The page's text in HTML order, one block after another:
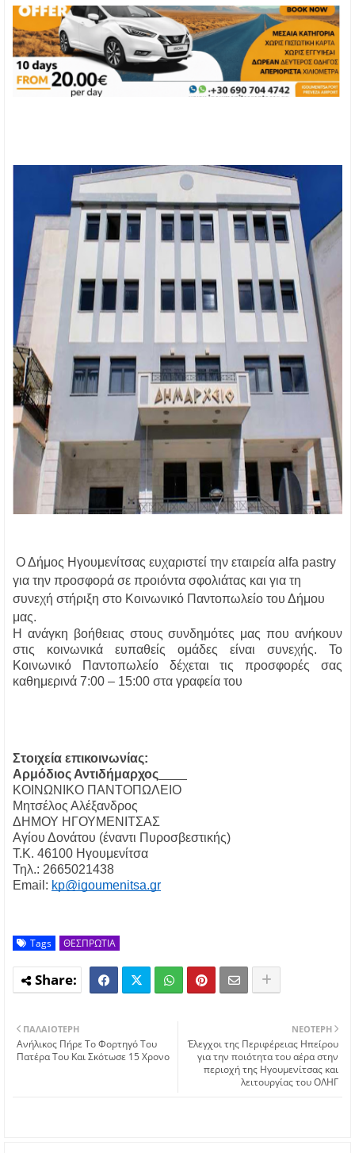
Ο Δήμος Ηγουμενίτσας ευχαριστεί την εταιρεία alfa pastry
για την προσφορά σε προιόντα σφολιάτας και για τη
συνεχή στήριξη στο Κοινωνικό Παντοπωλείο του Δήμου
μας.
Η ανάγκη βοήθειας στους συνδημότες μας που ανήκουν
στις κοινωνικά ευπαθείς ομάδες είναι συνεχής. Το
Κοινωνικό Παντοπωλείο δέχεται τις προσφορές σας
καθημερινά 7:00 – 15:00 στα γραφεία του
Στοιχεία επικοινωνίας:
Αρμόδιος Αντιδήμαρχος
ΚΟΙΝΩΝΙΚΟ ΠΑΝΤΟΠΩΛΕΙΟ
Μητσέλος Αλέξανδρος
ΔΗΜΟΥ ΗΓΟΥΜΕΝΙΤΣΑΣ
Αγίου Δονάτου (έναντι Πυροσβεστικής)
Τ.Κ. 46100 Ηγουμενίτσα
Τηλ.: 2665021438
Email: kp@igoumenitsa.gr
Tags ΘΕΣΠΡΩΤΙΑ
ΝΕΌΤΕΡΗ
Έλεγχοι της Περιφέρειας Ηπείρου
για την ποιότητα του αέρα στην
περιοχή της Ηγουμενίτσας και
λειτουργίας του ΟΛΗΓ
ΠΑΛΑΙΌΤΕΡΗ
Ανήλικος Πήρε Το Φορτηγό Του
Πατέρα Του Και Σκότωσε 15 Χρονο